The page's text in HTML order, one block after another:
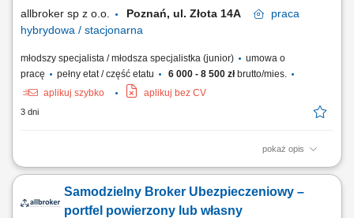
allbroker sp z o.o. Poznań, ul. Złota 14A
praca
hybrydowa / stacjonarna
młodszy specjalista / młodsza specjalistka (junior)
umowa o
pracę
pełny etat / część etatu 6 000 - 8 500 złbrutto/mies.
aplikuj szybko
aplikuj bez CV
3 dni
pokaż opis
Praca hybrydowa w biurze przy ul. Złotej 14A w Poznaniu. W okresie
podział pracy biurowej i zdalnej ustalamy indywidualnie. Dostępny jest
parking dla pracowników. Opis stanowiska Wsparcie brokerów w
Samodzielny Broker Ubezpieczeniowy –
portfel powierzony lub własny